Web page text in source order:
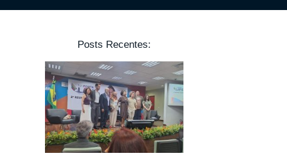
Posts Recentes: